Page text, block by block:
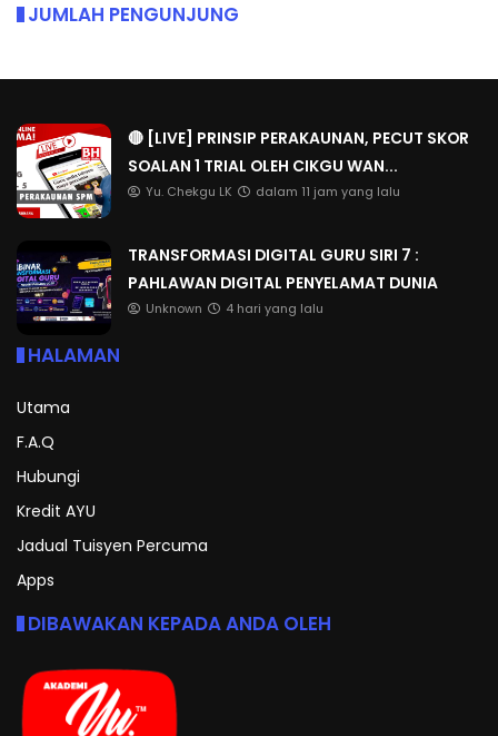
JUMLAH PENGUNJUNG
🔴 [LIVE] PRINSIP PERAKAUNAN, PECUT SKOR
SOALAN 1 TRIAL OLEH CIKGU WAN...
Yu. Chekgu LK dalam 11 jam yang lalu
TRANSFORMASI DIGITAL GURU SIRI 7 :
PAHLAWAN DIGITAL PENYELAMAT DUNIA
Unknown 4 hari yang lalu
HALAMAN
Utama
F.A.Q
Hubungi
Kredit AYU
Jadual Tuisyen Percuma
Apps
DIBAWAKAN KEPADA ANDA OLEH